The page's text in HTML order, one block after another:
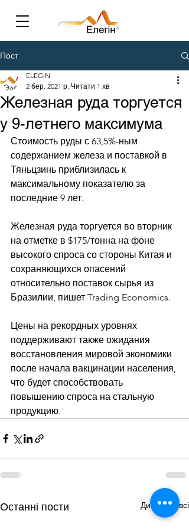
Пост
Железная руда торгуется
у 9-летнего максимума
ELEGIN
2 бер. 2021 р. Читати 1 хв
Стоимость руды с 63,5%-ным
содержанием железа и поставкой в
Тяньцзинь приблизилась к
максимальному показателю за
последние 9 лет.
Железная руда торгуется во вторник
на отметке в $175/тонна на фоне
высокого спроса со стороны Китая и
сохраняющихся опасений
относительно поставок сырья из
Бразилии, пишет Trading Economics.
Цены на рекордных уровнях
поддерживают также ожидания
восстановления мировой экономики
после начала вакцинации населения,
что будет способствовать
повышению спроса на стальную
продукцию.
Останні пости Дивитися всі